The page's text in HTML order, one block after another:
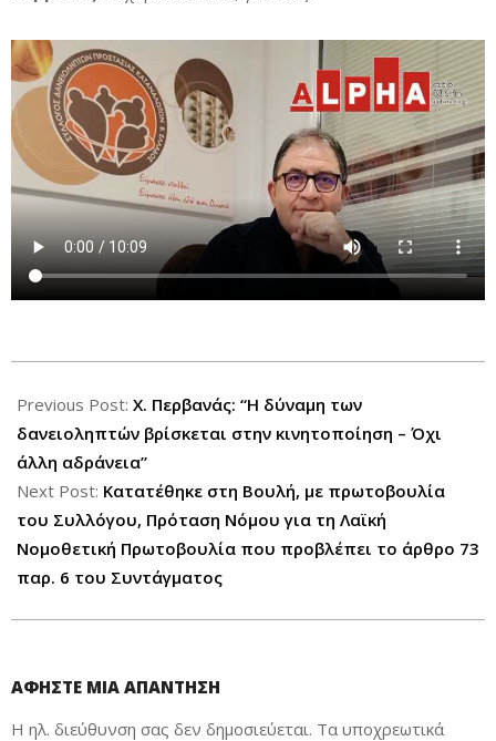
05-
06
Previous Post: Χ. Περβανάς: “Η δύναμη των
δανειοληπτών βρίσκεται στην κινητοποίηση – Όχι
άλλη αδράνεια”
Next Post: Κατατέθηκε στη Βουλή, με πρωτοβουλία
του Συλλόγου, Πρόταση Νόμου για τη Λαϊκή
Νομοθετική Πρωτοβουλία που προβλέπει το άρθρο 73
παρ. 6 του Συντάγματος
ΑΦΉΣΤΕ ΜΙΑ ΑΠΆΝΤΗΣΗ
Η ηλ. διεύθυνση σας δεν δημοσιεύεται. Τα υποχρεωτικά